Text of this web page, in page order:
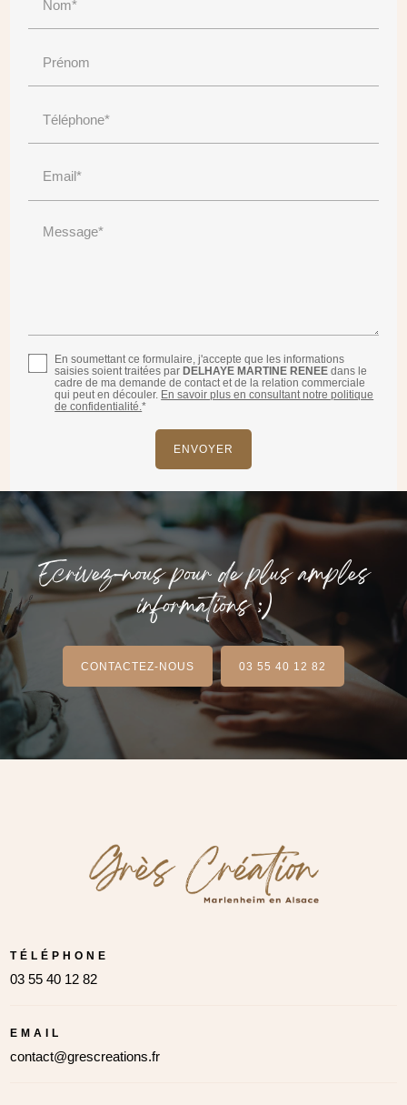
Nom*
Prénom
Téléphone*
Email*
Message*
En soumettant ce formulaire, j'accepte que les informations
saisies soient traitées parDELHAYE MARTINE RENEE dans le
cadre de ma demande de contact et de la relation commerciale
qui peut en découler. En savoir plus en consultant notre politique
de confidentialité.*
Ecrivez-nous pour de plus amples
informations ;)
CONTACTEZ-NOUS 03 55 40 12 82
TÉLÉPHONE
03 55 40 12 82
EMAIL
contact@grescreations.fr